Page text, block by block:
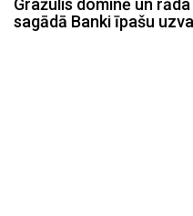
sagādā Banki īpašu